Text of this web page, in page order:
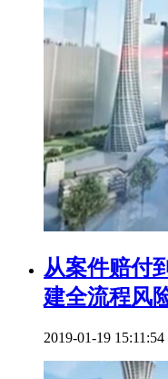
从案件赔付
建全流程风
2019-01-19 15:11:54